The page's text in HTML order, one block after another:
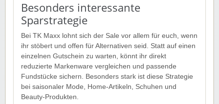
Besonders interessante
Sparstrategie
Bei TK Maxx lohnt sich der Sale vor allem für euch, wenn
ihr stöbert und offen für Alternativen seid. Statt auf einen
einzelnen Gutschein zu warten, könnt ihr direkt
reduzierte Markenware vergleichen und passende
Fundstücke sichern. Besonders stark ist diese Strategie
bei saisonaler Mode, Home-Artikeln, Schuhen und
Beauty-Produkten.